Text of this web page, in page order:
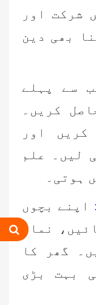
شرکت اور
بھی دین
سے پہلے
کریں۔
اور
لیں۔ علم
ہوتی۔
اپنے بچوں
نماز
گھر کا
بہت بڑی